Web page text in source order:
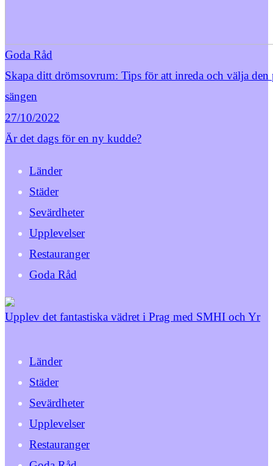
Goda Råd
Skapa ditt drömsovrum: Tips för att inreda och välja den
sängen
27/10/2022
Är det dags för en ny kudde?
Länder
Städer
Sevärdheter
Upplevelser
Restauranger
Goda Råd
Upplev det fantastiska vädret i Prag med SMHI och Yr
Länder
Städer
Sevärdheter
Upplevelser
Restauranger